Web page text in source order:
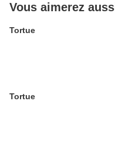
Vous aimerez
Tortue
Tortue